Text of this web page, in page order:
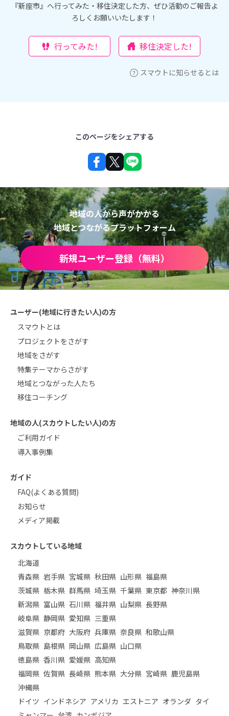
『新座市』へ行ってみた・移住決定した方、ぜひ活動のご報告よ
ろしくお願いいたします！
行ってみた! 移住決定した!
スマウトに知らせるとは
このページをシェアする
地域の人から声がかかる
地域とつながるプラットフォーム
新規ユーザー登録（無料）
ユーザー(地域に行きたい人)の方
スマウトとは
プロジェクトをさがす
地域をさがす
特集テーマからさがす
地域とつながった人たち
移住コーチング
地域の人(スカウトしたい人)の方
ご利用ガイド
導入事例集
ガイド
FAQ(よくある質問)
お知らせ
メディア掲載
スカウトしている地域
北海道
青森県 岩手県 宮城県 秋田県 山形県 福島県
茨城県 栃木県 群馬県 埼玉県 千葉県 東京都 神奈川県
新潟県 富山県 石川県 福井県 山梨県 長野県
岐阜県 静岡県 愛知県 三重県
滋賀県 京都府 大阪府 兵庫県 奈良県 和歌山県
鳥取県 島根県 岡山県 広島県 山口県
徳島県 香川県 愛媛県 高知県
福岡県 佐賀県 長崎県 熊本県 大分県 宮崎県 鹿児島県
沖縄県
ドイツ インドネシア アメリカ エストニア オランダ タイ